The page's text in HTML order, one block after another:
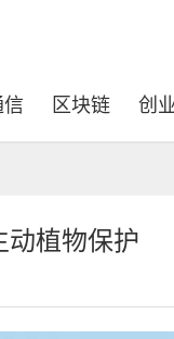
区块链 创
动植物保护